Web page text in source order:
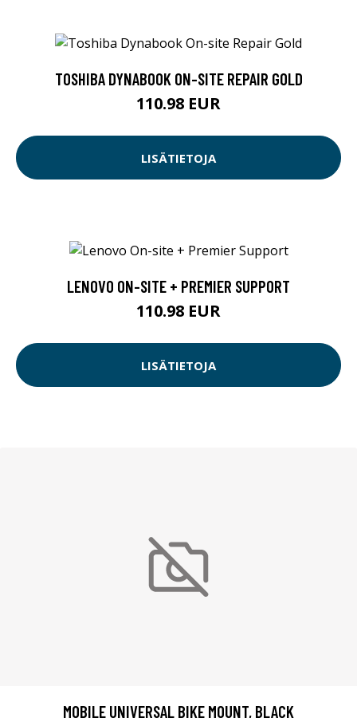
TOSHIBA DYNABOOK ON-SITE REPAIR GOLD
110.98 EUR
LISÄTIETOJA
LENOVO ON-SITE + PREMIER SUPPORT
110.98 EUR
LISÄTIETOJA
MOBILE UNIVERSAL BIKE MOUNT, BLACK